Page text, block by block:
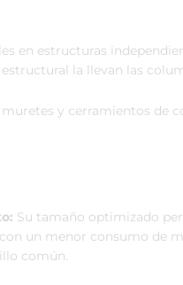
en estructuras
la llevan las
y cerramientos de
Su tamaño optimizado
un menor consumo de
común.